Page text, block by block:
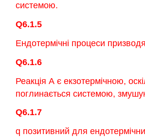
системою.
Q6.1.5
Ендотермічні процеси
Q6.1.6
Реакція А є екзотермічною,
поглинається системою,
Q6.1.7
q позитивний для